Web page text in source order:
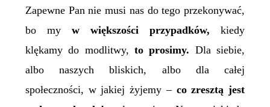
Zapewne Pan nie musi nas do tego przekonywać,
bo my w większości przypadków, kiedy
klękamy do modlitwy, to prosimy. Dla siebie,
albo naszych bliskich, albo dla całej
społeczności, w jakiej żyjemy – co zresztą jest